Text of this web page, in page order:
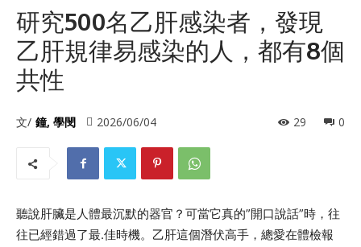
研究500名乙肝感染者，發現
乙肝規律易感染的人，都有8個
共性
文/ 鐘, 學閔 2026/06/04 0
29
聽說肝臟是人體最沉默的器官？可當它真的”開口說話”時，往
往已經錯過了最.佳時機。乙肝這個潛伏高手，總愛在體檢報